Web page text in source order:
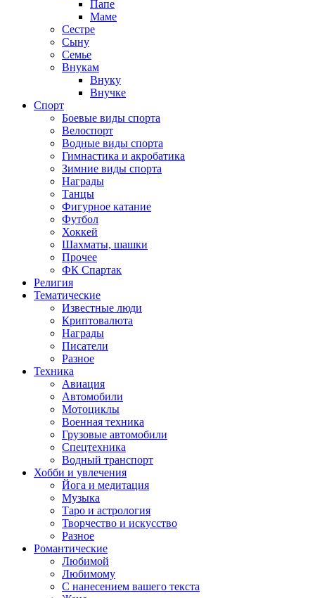
Папе
Маме
Сестре
Сыну
Семье
Внукам
Внуку
Внучке
Спорт
Боевые виды спорта
Велоспорт
Водные виды спорта
Гимнастика и акробатика
Зимние виды спорта
Награды
Танцы
Фигурное катание
Футбол
Хоккей
Шахматы, шашки
Прочее
ФК Спартак
Религия
Тематические
Известные люди
Криптовалюта
Награды
Писатели
Разное
Техника
Авиация
Автомобили
Мотоциклы
Военная техника
Грузовые автомобили
Спецтехника
Водный транспорт
Хобби и увлечения
Йога и медитация
Музыка
Таро и астрология
Творчество и искусство
Разное
Романтические
Любимой
Любимому
С нанесением вашего текста